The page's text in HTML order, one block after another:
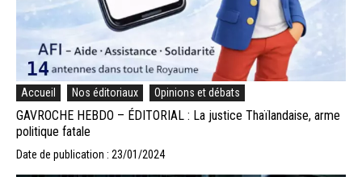
Accueil Nos éditoriaux Opinions et débats
GAVROCHE HEBDO – ÉDITORIAL : La justice Thaïlandaise, arme
politique fatale
Date de publication : 23/01/2024